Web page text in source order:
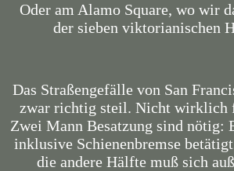
Oder am Alamo Square, wo wir
der sieben viktorianischen
Das Straßengefälle von San
zwar richtig steil. Nicht wirklich
Zwei Mann Besatzung sind nötig:
inklusive Schienenbremse
die andere Hälfte muß sich